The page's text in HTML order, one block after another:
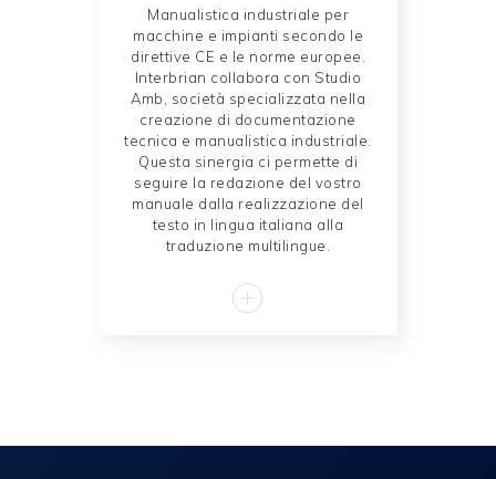
Manualistica industriale per
macchine e impianti secondo le
direttive CE e le norme europee.
Interbrian collabora con Studio
Amb, società specializzata nella
creazione di documentazione
tecnica e manualistica industriale.
Questa sinergia ci permette di
seguire la redazione del vostro
manuale dalla realizzazione del
testo in lingua italiana alla
traduzione multilingue.